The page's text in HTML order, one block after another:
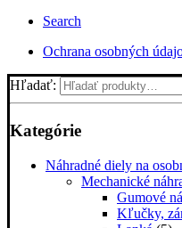
Search
Ochrana osobných
Hľadať:
Kategórie
Náhradné diely na
Mechanické
Gumové
Kľučky,